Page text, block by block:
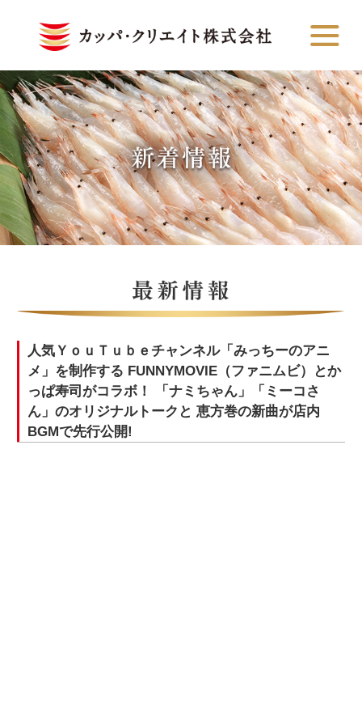
人気ＹｏｕＴｕｂｅチャンネル「みっちーのアニ
メ」を制作する FUNNYMOVIE（ファニムビ）とか
っぱ寿司がコラボ！ 「ナミちゃん」「ミーコさ
ん」のオリジナルトークと 恵方巻の新曲が店内
BGMで先行公開!